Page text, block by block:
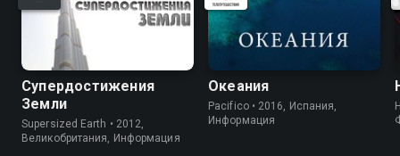
Супердостижения
Земли
Supersized Earth • 2012,
Великобритания, Информация
Океания
Pacifico • 2016, Испания,
Информация